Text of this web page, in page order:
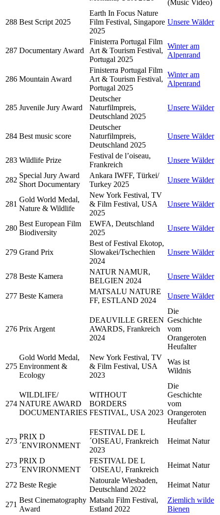
(Music Video)
288 Best Script 2025
Earth In Focus Nature
Film Festival, Singapore
2025
Unsere Wälder
287 Documentary Award
Finisterra Portugal Film
Art & Tourism Festival,
Portugal 2025
Winter am
Alpenrand
286 Mountain Award
Finisterra Portugal Film
Art & Tourism Festival,
Portugal 2025
Winter am
Alpenrand
285 Juvenile Jury Award
Deutscher
Naturfilmpreis,
Deutschland 2025
Unsere Wälder
284 Best music score
Deutscher
Naturfilmpreis,
Deutschland 2025
Unsere Wälder
283 Wildlife Prize
Festival de l’oiseau,
Frankreich
Unsere Wälder
282
Special Jury Award
Short Documentary
Ankara IWFF, Türkei/
Turkey 2025
Unsere Wälder
281
Gold World Medal,
Nature & Wildlife
New York Festival, TV
& Film Festival, USA
2025
Unsere Wälder
280
Best European Film
Biodiversity
EWFA, Deutschland
2025
Unsere Wälder
279 Grand Prix
Best of Festival Ekotop,
Slowakei/Tschechien
2024
Unsere Wälder
278 Beste Kamera
NATUR NAMUR,
BELGIEN 2024
Unsere Wälder
277 Beste Kamera
MATSALU NATURE
FF, ESTLAND 2024
Unsere Wälder
276 Prix Argent
DEAUVILLE GREEN
AWARDS, Frankreich
2024
Die
Geschichte
vom
Orangeroten
Heufalter
275
Gold World Medal,
Environment &
Ecology
New York Festival, TV
& Film Festival, USA
2023
Was ist
Wildnis
274
WILDLIFE/
NATURE AWARD
DOCUMENTARIES
WITHOUT
BORDERS
FESTIVAL, USA 2023
Die
Geschichte
vom
Orangeroten
Heufalter
273
PRIX D
´ENVIRONMENT
FESTIVAL DE L
´OISEAU, Frankreich
2023
Heimat Natur
273
PRIX D
´ENVIRONMENT
FESTIVAL DE L
´OISEAU, Frankreich
Heimat Natur
272 Beste Regie
Natourale Wiesbaden,
Deutschland 2022
Heimat Natur
271
Best Cinematography
Award
Matsalu Film Festival,
Estland 2022
Ziemlich wilde
Bienen